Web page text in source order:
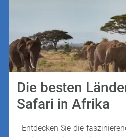
Die besten
Safari in Afrika
Entdecken Sie die